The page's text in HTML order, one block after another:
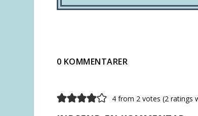
0 KOMMENTARER
4 from 2 votes (2 ratings